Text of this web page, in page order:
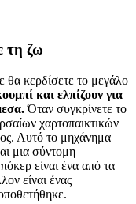
τη ζω
θα κερδίσετε το μεγάλο
και ελπίζουν για
Όταν συγκρίνετε το
χαρτοπαικτικών
Αυτό το μηχάνημα
μια σύντομη
είναι ένα από τα
είναι ένας